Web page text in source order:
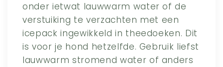
onder ietwat lauwwarm water of de
verstuiking te verzachten met een
icepack ingewikkeld in theedoeken. Dit
is voor je hond hetzelfde. Gebruik liefst
lauwwarm stromend water of anders